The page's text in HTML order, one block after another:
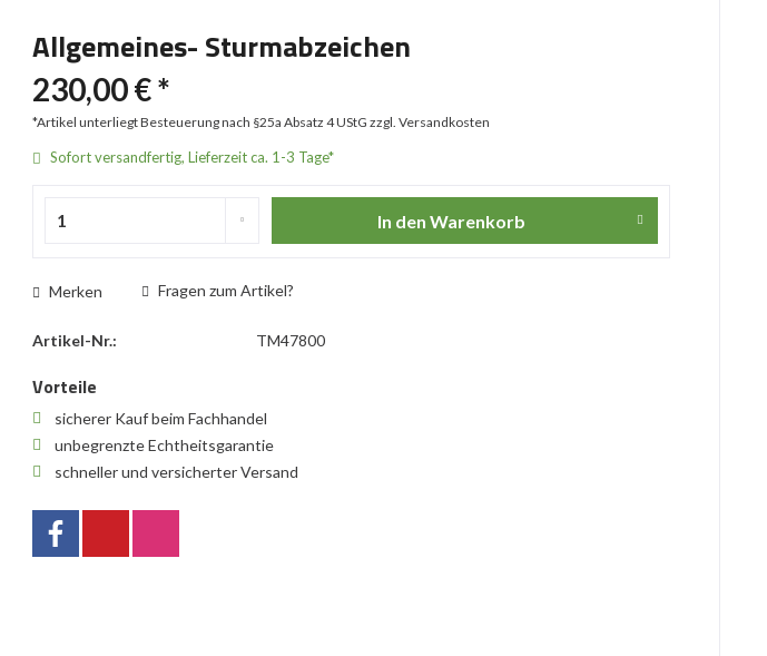
Allgemeines- Sturmabzeichen
230,00 € *
*Artikel unterliegt Besteuerung nach §25a Absatz 4 UStGzzgl. Versandkosten
Sofort versandfertig, Lieferzeit ca. 1-3 Tage*
In den Warenkorb
Merken Fragen zum Artikel?
Artikel-Nr.: TM47800
Vorteile
sicherer Kauf beim Fachhandel
unbegrenzte Echtheitsgarantie
schneller und versicherter Versand